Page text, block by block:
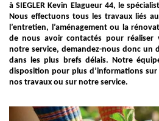
à SIEGLER Kevin Elagueur 44, le
Nous effectuons tous les travaux liés
l’entretien, l’aménagement ou la
de nous avoir contactés pour réaliser
notre service, demandez-nous donc un
dans les plus brefs délais. Notre
disposition pour plus d’informations
nos travaux ou sur notre service.